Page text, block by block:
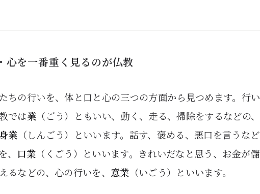
心を一番重く見るのが仏教
ちの行いを、体と口と心の三つの方面から見つめます。行い
では業 （ごう）ともいい、動く、走る、掃除をするなどの、
身業 （しんごう）といいます。話す、褒める、悪口を言うなど
口業 （くごう）といいます。きれいだなと思う、お金が儲
るなどの、心の行いを、 意業 （いごう）といいます。